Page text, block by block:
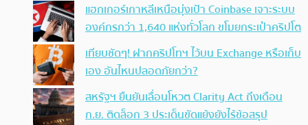
แฮกเกอร์เกาหลีเหนือมุ่งเป้า Coinbase เจาะระบบ
องค์กรกว่า 1,640 แห่งทั่วโลก ขโมยกระเป๋าคริปโต
เทียบชัดๆ! ฝากคริปโทฯ ไว้บน Exchange หรือเก็บ
เอง อันไหนปลอดภัยกว่า?
สหรัฐฯ ยืนยันเลื่อนโหวต Clarity Act ถึงเดือน
ก.ย. ติดล็อก 3 ประเด็นขัดแย้งยังไร้ข้อสรุป